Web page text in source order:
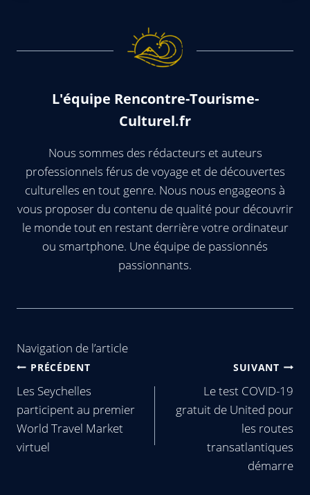
L'équipe Rencontre-Tourisme-
Culturel.fr
Nous sommes des rédacteurs et auteurs
professionnels férus de voyage et de découvertes
culturelles en tout genre. Nous nous engageons à
vous proposer du contenu de qualité pour découvrir
le monde tout en restant derrière votre ordinateur
ou smartphone. Une équipe de passionnés
passionnants.
Navigation de l’article
PRÉCÉDENT
Les Seychelles
participent au premier
World Travel Market
virtuel
SUIVANT
Le test COVID-19
gratuit de United pour
les routes
transatlantiques
démarre